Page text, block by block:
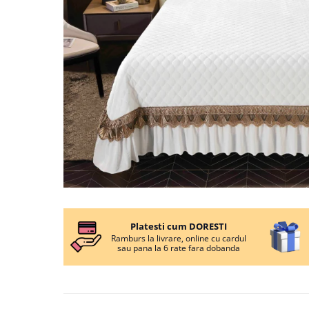
Cearceaf cu elastic
Cearceaf normal
Lenjerii De Pat Creponate
Lenjerii De Pat Bumbac Poplin 2
Lenjerii De Pat Bumbac Poplin,
Matlasate, 2 Persoane
Lenjerii De Pat Bumbac Satinat 2
Lenjerii De Pat Volanase
Lenjerii De Pat, Finet Premium 3D,
Lenjerii De Pat Jacquard
Lenjerii De Pat Catifea
Lenjerii De Pat Cocolino
Facebook
Platesti cum DORESTI
Ramburs la livrare, online cu cardul
sau pana la 6 rate fara dobanda